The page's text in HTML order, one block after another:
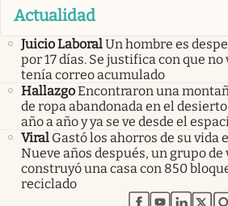
Actualidad
Juicio LaboralUn hombre es
por 17 días. Se justifica con que
tenía correo acumulado
HallazgoEncontraron una
de ropa abandonada en el
año a año y ya se ve desde el
Viral Gastó los ahorros de su vida
Nueve años después, un grupo
construyó una casa con 850
reciclado
abre en nueva
abre en
abre